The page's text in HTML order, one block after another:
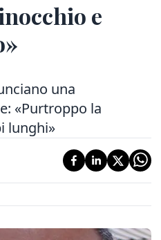
e
una
«Purtroppo la
lunghi»